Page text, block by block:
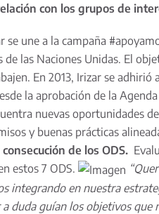
con los grupos de
une a la campaña
las Naciones Unidas. El
En 2013, Irizar se adhirió
la aprobación de la
nuevas oportunidades
y buenas prácticas
de los ODS.
estos 7 ODS.
integrando en nuestra
duda guían los objetivos que